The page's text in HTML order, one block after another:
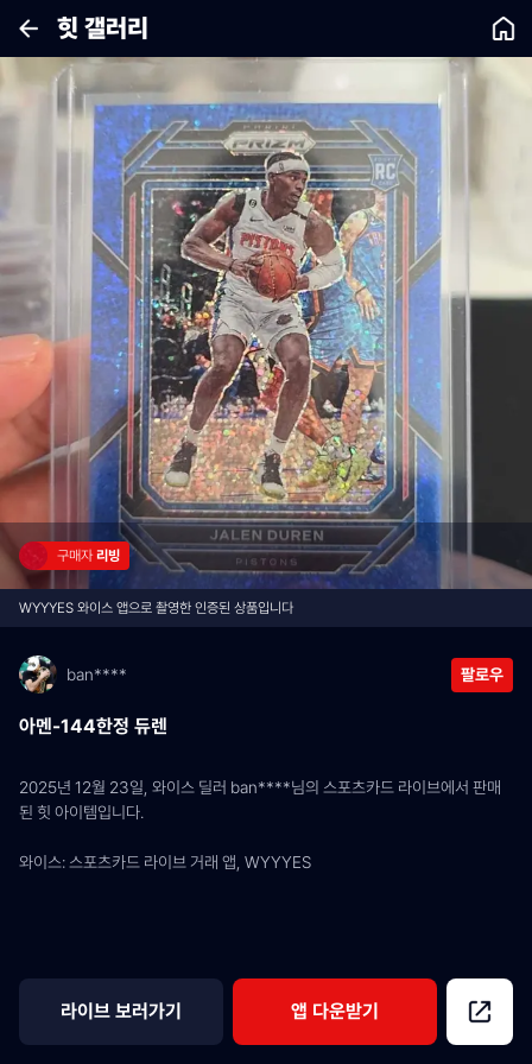
힛 갤러리
구매자 리빙
WYYYES 와이스 앱으로 촬영한 인증된 상품입니다
ban**** 팔로우
아멘-144한정 듀렌
2025년 12월 23일, 와이스 딜러 ban****님의 스포츠카드 라이브에서 판매
된 힛 아이템입니다.
와이스: 스포츠카드 라이브 거래 앱, WYYYES
라이브 보러가기 앱 다운받기